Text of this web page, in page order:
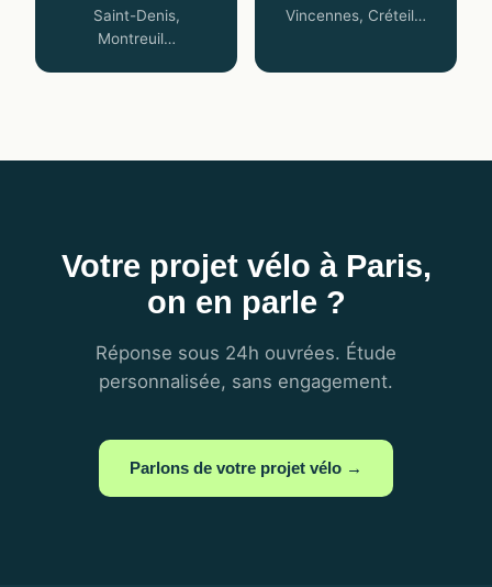
Saint-Denis,
Montreuil…
Vincennes, Créteil…
Votre projet vélo à Paris,
on en parle ?
Réponse sous 24h ouvrées. Étude
personnalisée, sans engagement.
Parlons de votre projet vélo →